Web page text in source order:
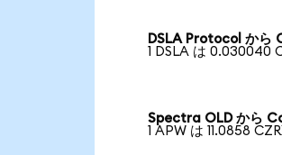
DSLA Protocol から
1 DSLA は 0.030040
Spectra OLD から
1 APW は 11.0858